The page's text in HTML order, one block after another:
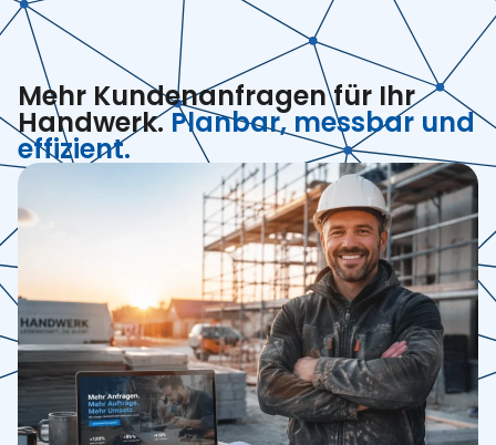
Mehr Kundenanfragen für Ihr
Handwerk.Planbar, messbar und
effizient.